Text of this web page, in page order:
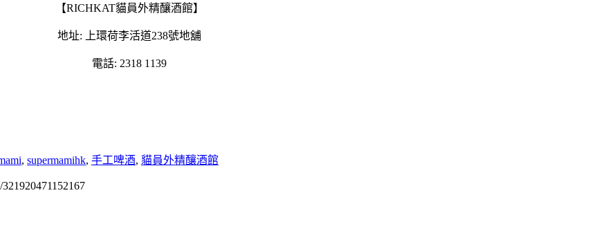
【RICHKAT貓員外精釀酒館】
地址: 上環荷李活道238號地舖
電話: 2318 1139
, supermamihk, 手工啤酒, 貓員外精釀酒館